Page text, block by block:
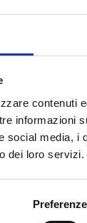
contenuti
informazioni
social media, i
dei loro servizi.
Preferenze